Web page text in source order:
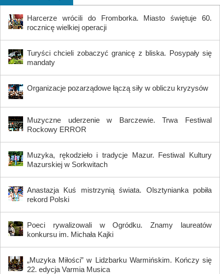
Harcerze wrócili do Fromborka. Miasto świętuje 60.
rocznicę wielkiej operacji
Turyści chcieli zobaczyć granicę z bliska. Posypały się
mandaty
Organizacje pozarządowe łączą siły w obliczu kryzysów
Muzyczne uderzenie w Barczewie. Trwa Festiwal
Rockowy ERROR
Muzyka, rękodzieło i tradycje Mazur. Festiwal Kultury
Mazurskiej w Sorkwitach
Anastazja Kuś mistrzynią świata. Olsztynianka pobiła
rekord Polski
Poeci rywalizowali w Ogródku. Znamy laureatów
konkursu im. Michała Kajki
„Muzyka Miłości” w Lidzbarku Warmińskim. Kończy się
22. edycja Varmia Musica